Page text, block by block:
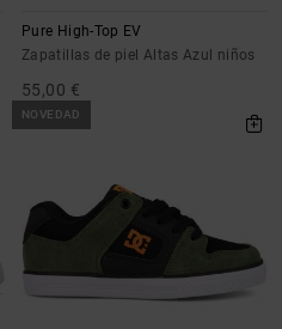
Pure High-Top EV
Zapatillas de piel Altas Azul niños
55,00 €
NOVEDAD